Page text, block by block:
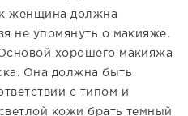
женщина должна
не упомянуть о макияже.
хорошего макияжа
Она должна быть
с типом и
кожи брать темный